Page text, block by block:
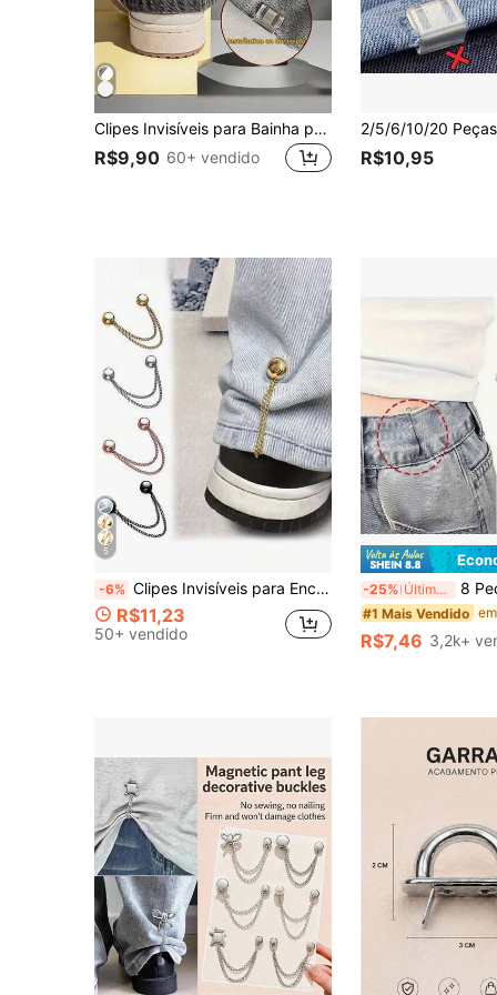
Clipes Invisíveis para Bainha para Encurtar Pernas de Calça, Evitar Arrastar no Chão, Adequado para Denim e Calças, À Prova d'Água, Portátil
R$9,90 60+ vendido R$10,95
5
-6% Clipes Invisíveis para Encurtar Pernas, Clipes Antiderrapantes para Barra da Calça, Fivela Oculta Sem Costura para Fechamento da Perna, Dispositivo Fixador da Barra da Calça Antivinco, Clipe Fixador da Barra da Calça, Perfeito para Roupas Sob Medida, Adequado para Punhos, Cantos de Roupas, Encurtamento de Perna, Antiderrapante, Roupas - Várias Cores
R$11,23
50+ vendido
-25% Últimas 6 hrs 8 Peças Fivela Ajustável de Tiara Clipe-On, Clipe Fixo de
#1 Mais Vendido
R$7,46 3,2k+